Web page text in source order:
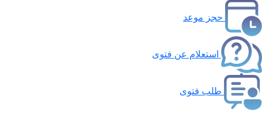
حجز موعد
استعلام عن فتوى
طلب فتوى